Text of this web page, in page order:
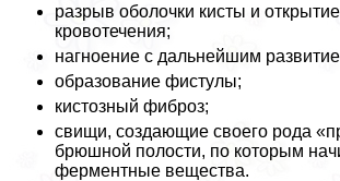
разрыв оболочки кисты и
кровотечения;
нагноение с дальнейшим
образование фистулы;
кистозный фиброз;
свищи, создающие своего рода
брюшной полости, по которым
ферментные вещества.